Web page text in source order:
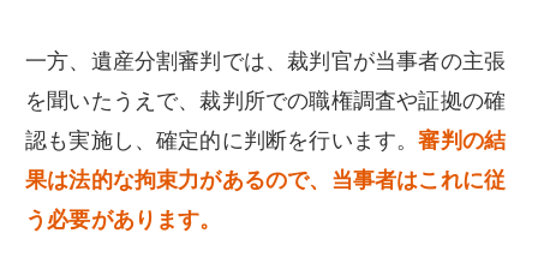
一方、遺産分割審判では、裁判官が当事者の主張
を聞いたうえで、裁判所での職権調査や証拠の確
認も実施し、確定的に判断を行います。審判の結
果は法的な拘束力があるので、当事者はこれに従
う必要があります。